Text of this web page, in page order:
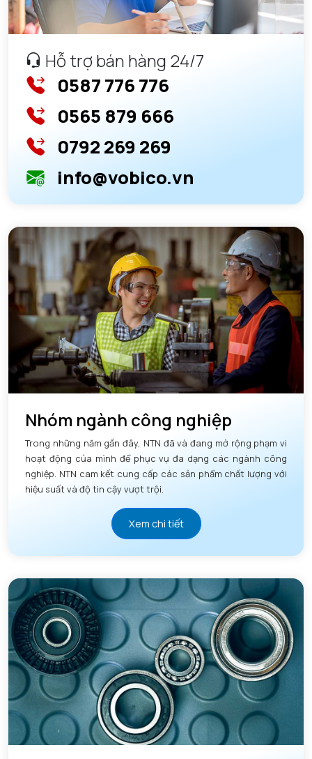
Hỗ trợ bán hàng 24/7
0587 776 776
0565 879 666
0792 269 269
info@vobico.vn
Nhóm ngành công nghiệp
Trong những năm gần đây, NTN đã và đang mở rộng phạm vi
hoạt động của mình để phục vụ đa dạng các ngành công
nghiệp. NTN cam kết cung cấp các sản phẩm chất lượng với
hiệu suất và độ tin cậy vượt trội.
Xem chi tiết